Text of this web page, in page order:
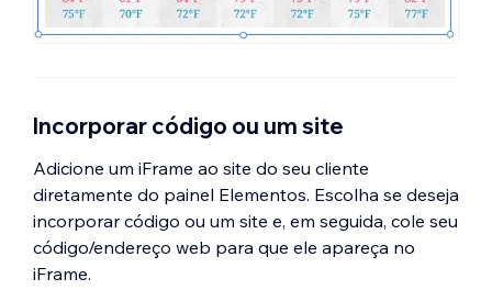
Incorporar código ou um site
Adicione um iFrame ao site do seu cliente
diretamente do painel Elementos. Escolha se deseja
incorporar código ou um site e, em seguida, cole seu
código/endereço web para que ele apareça no
iFrame.